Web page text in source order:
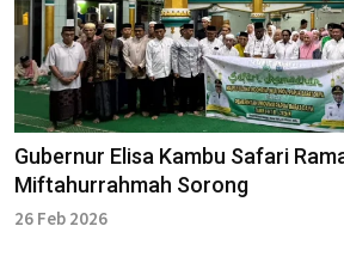
Gubernur Elisa Kambu Safari
Miftahurrahmah Sorong
26 Feb 2026